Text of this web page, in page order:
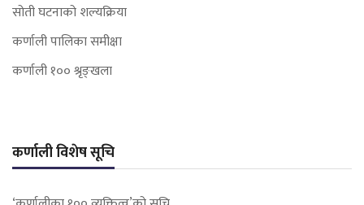
सोती घटनाको शल्यक्रिया
कर्णाली पालिका समीक्षा
कर्णाली १०० श्रृङ्खला
कर्णाली विशेष सूचि